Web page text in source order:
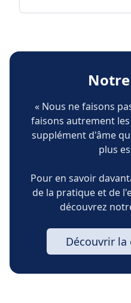
« Nous ne faisons
faisons autrement
supplément d'âme
plus
Pour en savoir
de la pratique et de
découvrez
Découvrir